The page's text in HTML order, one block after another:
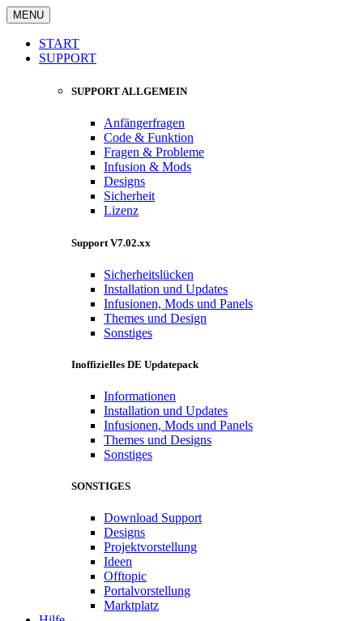
MENU
START
SUPPORT
SUPPORT ALLGEMEIN
Anfängerfragen
Code & Funktion
Fragen & Probleme
Infusion & Mods
Designs
Sicherheit
Lizenz
Support V7.02.xx
Sicherheitslücken
Installation und Updates
Infusionen, Mods und Panels
Themes und Design
Sonstiges
Inoffizielles DE Updatepack
Informationen
Installation und Updates
Infusionen, Mods und Panels
Themes und Designs
Sonstiges
SONSTIGES
Download Support
Designs
Projektvorstellung
Ideen
Offtopic
Portalvorstellung
Marktplatz